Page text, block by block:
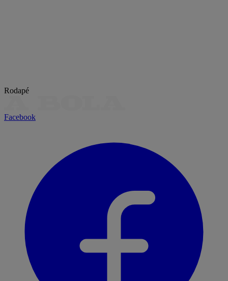
Rodapé
Facebook